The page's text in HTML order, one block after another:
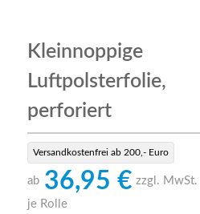
Kleinnoppige
Luftpolsterfolie,
perforiert
Versandkostenfrei ab 200,- Euro
ab 36,95 € zzgl. MwSt.
je Rolle